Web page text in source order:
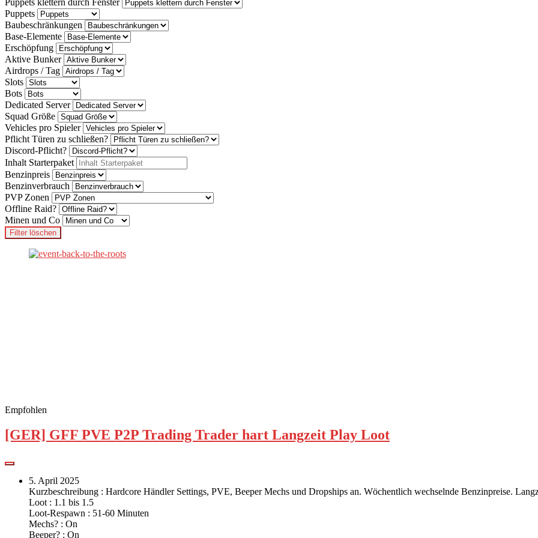
Puppets
Baubeschränkungen
Base-Elemente
Erschöpfung
Aktive Bunker
Airdrops / Tag
Slots
Bots
Dedicated Server
Squad Größe
Vehicles pro Spieler
Pflicht Türen zu schließen?
Discord-Pflicht?
Inhalt Starterpaket
Benzinpreis
Benzinverbrauch
PVP Zonen
Offline Raid?
Minen und Co
Filter löschen
Empfohlen
[GER] GFF PVE P2P Trading Trader hart Langzeit Play Loot
5. April 2025
Kurzbeschreibung : Hardcore Händler Settings, PVE, Beeper Mechs und Dropships an. Wöchentlich wechselnde Benzinpreise.
Loot : 1.1 bis 1.5
Loot-Respawn : 51-60 Minuten
Mechs? : On
Beeper? : On